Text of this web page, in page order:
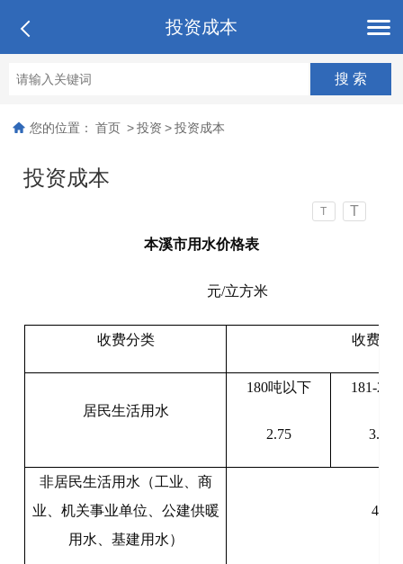
投资成本
您的位置： 首页 > 投资 > 投资成本
投资成本
T T
本溪市用水价格表
元/立方米
收费分类 收费标
居民生活用水
180吨以下
2.75
181-240
3.65
非居民生活用水（工业、商
业、机关事业单位、公建供暖
用水、基建用水）
4.9